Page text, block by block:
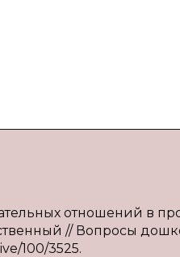
отношений в
// Вопросы
100/3525.